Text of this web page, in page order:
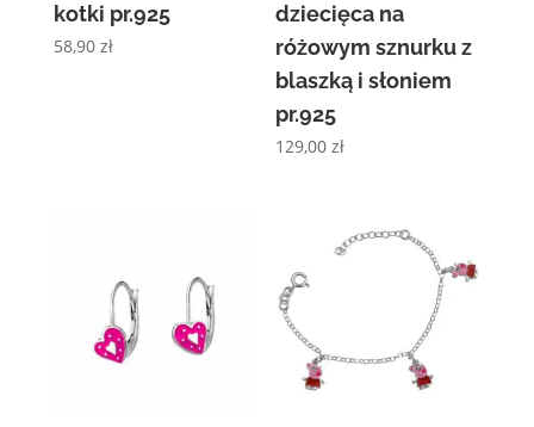
kotki pr.925
58,90 zł
dziecięca na
różowym sznurku z
blaszką i słoniem
pr.925
129,00zł